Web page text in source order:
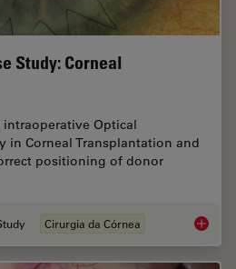
Study: Corneal
Optical
in Corneal Transplantation and
positioning of donor
Cirurgia da Córnea